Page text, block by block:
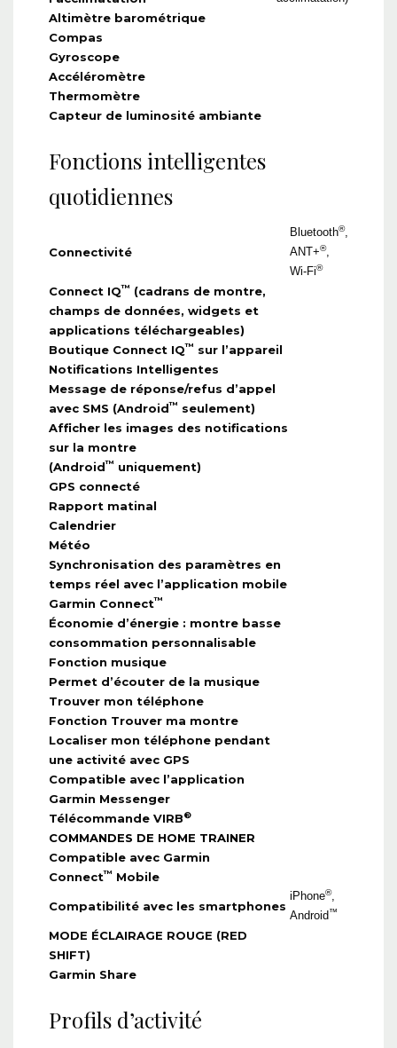
Altimètre barométrique
Compas
Gyroscope
Accéléromètre
Thermomètre
Capteur de luminosité ambiante
Fonctions intelligentes
quotidiennes
Connectivité
Bluetooth®,
ANT+®,
Wi-Fi®
Connect IQ™ (cadrans de montre,
champs de données, widgets et
applications téléchargeables)
Boutique Connect IQ™ sur l’appareil
Notifications Intelligentes
Message de réponse/refus d’appel
avec SMS (Android™ seulement)
Afficher les images des notifications
sur la montre
(Android™ uniquement)
GPS connecté
Rapport matinal
Calendrier
Météo
Synchronisation des paramètres en
temps réel avec l’application mobile
Garmin Connect™
Économie d’énergie : montre basse
consommation personnalisable
Fonction musique
Permet d’écouter de la musique
Trouver mon téléphone
Fonction Trouver ma montre
Localiser mon téléphone pendant
une activité avec GPS
Compatible avec l’application
Garmin Messenger
Télécommande VIRB®
COMMANDES DE HOME TRAINER
Compatible avec Garmin
Connect™ Mobile
Compatibilité avec les smartphones
iPhone®,
Android™
MODE ÉCLAIRAGE ROUGE (RED
SHIFT)
Garmin Share
Profils d’activité